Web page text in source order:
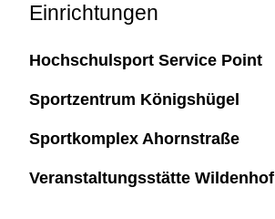
Einrichtungen
Hochschulsport Service Point
Sportzentrum Königshügel
Sportkomplex Ahornstraße
Veranstaltungsstätte Wildenhof